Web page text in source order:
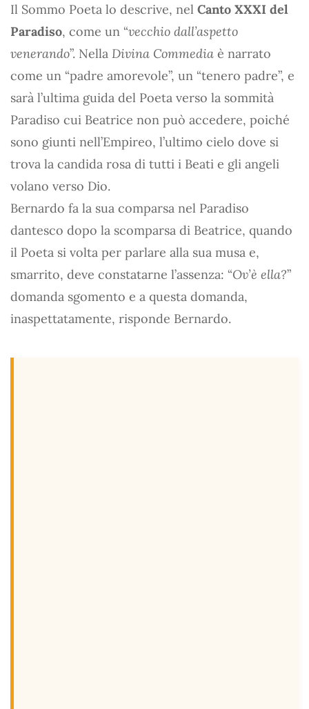
Il Sommo Poeta lo descrive, nel Canto XXXI del
Paradiso, come un “vecchio dall’aspetto
venerando”. Nella Divina Commedia è narrato
come un “padre amorevole”, un “tenero padre”, e
sarà l’ultima guida del Poeta verso la sommità
Paradiso cui Beatrice non può accedere, poiché
sono giunti nell’Empireo, l’ultimo cielo dove si
trova la candida rosa di tutti i Beati e gli angeli
volano verso Dio.
Bernardo fa la sua comparsa nel Paradiso
dantesco dopo la scomparsa di Beatrice, quando
il Poeta si volta per parlare alla sua musa e,
smarrito, deve constatarne l’assenza: “Ov’è ella?”
domanda sgomento e a questa domanda,
inaspettatamente, risponde Bernardo.